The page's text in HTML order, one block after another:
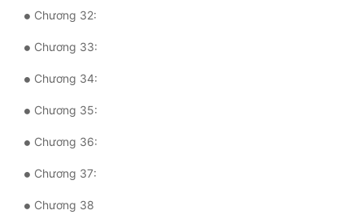
Đồng Nhân
Cẩu Đạo Trường Sinh
Ngự Thú
Truyện Nam
Truyện Nữ
Vô Địch Lưu
Chương 32:
Chương 33:
Chương 34:
Chương 35:
Chương 36:
Chương 37:
Chương 38